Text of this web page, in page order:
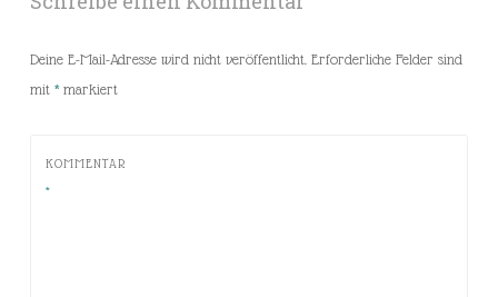
Deine E-Mail-Adresse wird nicht veröffentlicht. Erforderliche Felder sind
mit *markiert
KOMMENTAR
*